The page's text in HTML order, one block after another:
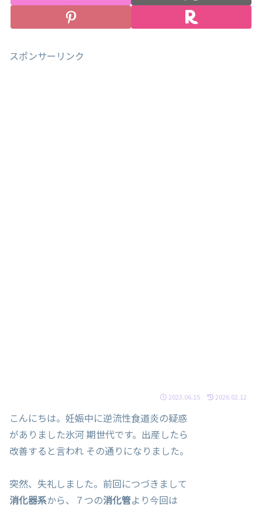
スポンサーリンク
2023.06.15 2026.02.12
こんにちは。妊娠中に逆流性食道炎の疑惑
がありました氷河 期世代です。出産したら
改善すると言われ その通りになりました。
突然、失礼しました。前回につづきまして
消化器系から、７つの消化管より今回は